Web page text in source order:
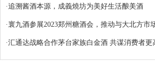
·追溯酱酒本源，成義燒坊为美好生活酿美酒
· 寰九酒参展2023郑州糖酒会，推动与大北方市
·汇通达战略合作茅台家族白金酒 共谋消费者更